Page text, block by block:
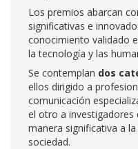
Los premios abarcan
significativas e
conocimiento validado
la tecnología y las
Se contemplan dos
ellos dirigido a
comunicación
el otro a investigadores
manera significativa a
sociedad.